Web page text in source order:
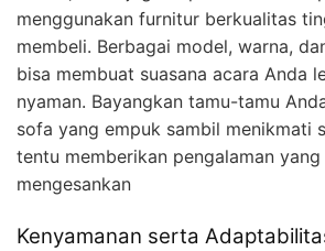
menggunakan furnitur berkualitas
membeli. Berbagai model, warna,
bisa membuat suasana acara Anda
nyaman. Bayangkan tamu-tamu
sofa yang empuk sambil menikmati
tentu memberikan pengalaman
mengesankan
Kenyamanan serta